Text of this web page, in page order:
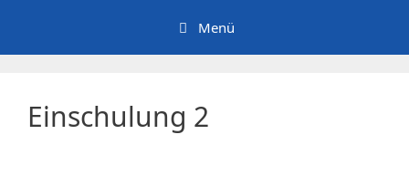
springen
Menü
Einschulung 2